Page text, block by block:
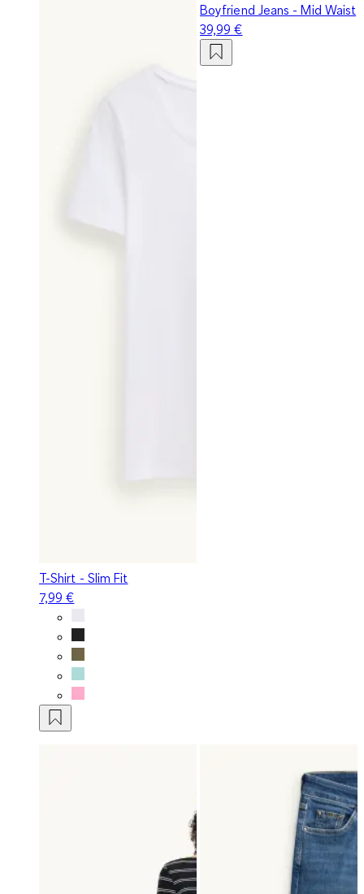
T-Shirt - Slim Fit
7,99 €
Boyfriend Jeans - Mid Waist
39,99 €